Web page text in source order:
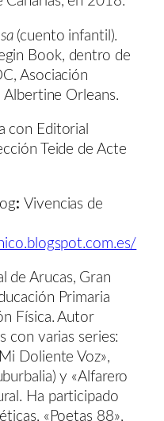
(cuento infantil).
Book, dentro de
Asociación
Albertine Orleans.
con Editorial
Teide de Acte
:Vivencias de
de Arucas, Gran
Primaria
Física. Autor
con varias series:
Doliente Voz»,
y «Alfarero
Ha participado
«Poetas 88»,